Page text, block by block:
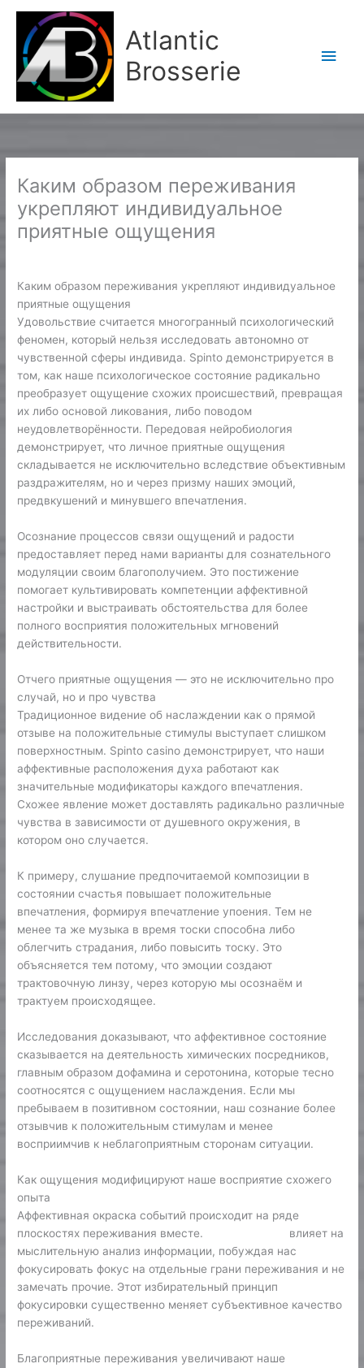
contenu
Atlantic
Brosserie
Каким образом переживания
укрепляют индивидуальное
приятные ощущения
Каким образом переживания укрепляют индивидуальное
приятные ощущения
Удовольствие считается многогранный психологический
феномен, который нельзя исследовать автономно от
чувственной сферы индивида. Spinto демонстрируется в
том, как наше психологическое состояние радикально
преобразует ощущение схожих происшествий, превращая
их либо основой ликования, либо поводом
неудовлетворённости. Передовая нейробиология
демонстрирует, что личное приятные ощущения
складывается не исключительно вследствие объективным
раздражителям, но и через призму наших эмоций,
предвкушений и минувшего впечатления.
Осознание процессов связи ощущений и радости
предоставляет перед нами варианты для сознательного
модуляции своим благополучием. Это постижение
помогает культивировать компетенции аффективной
настройки и выстраивать обстоятельства для более
полного восприятия положительных мгновений
действительности.
Отчего приятные ощущения — это не исключительно про
случай, но и про чувства
Традиционное видение об наслаждении как о прямой
отзыве на положительные стимулы выступает слишком
поверхностным. Spinto casino демонстрирует, что наши
аффективные расположения духа работают как
значительные модификаторы каждого впечатления.
Схожее явление может доставлять радикально различные
чувства в зависимости от душевного окружения, в
котором оно случается.
К примеру, слушание предпочитаемой композиции в
состоянии счастья повышает положительные
впечатления, формируя впечатление упоения. Тем не
менее та же музыка в время тоски способна либо
облегчить страдания, либо повысить тоску. Это
объясняется тем потому, что эмоции создают
трактовочную линзу, через которую мы осознаём и
трактуем происходящее.
Исследования доказывают, что аффективное состояние
сказывается на деятельность химических посредников,
главным образом дофамина и серотонина, которые тесно
соотносятся с ощущением наслаждения. Если мы
пребываем в позитивном состоянии, наш сознание более
отзывчив к положительным стимулам и менее
восприимчив к неблагоприятным сторонам ситуации.
Как ощущения модифицируют наше восприятие схожего
опыта
Аффективная окраска событий происходит на ряде
плоскостях переживания вместе.
влияет на
мыслительную анализ информации, побуждая нас
фокусировать фокус на отдельные грани переживания и не
замечать прочие. Этот избирательный принцип
фокусировки существенно меняет субъективное качество
переживаний.
Благоприятные переживания увеличивают наше